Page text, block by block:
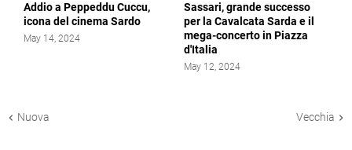
Addio a Peppeddu Cuccu,
icona del cinema Sardo
May 14, 2024
Sassari, grande successo
per la Cavalcata Sarda e il
mega-concerto in Piazza
d'Italia
May 12, 2024
Nuova Vecchia